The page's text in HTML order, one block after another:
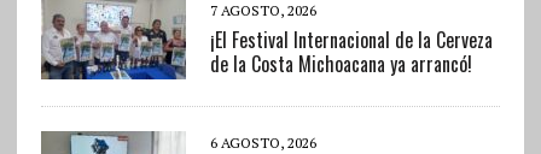
7 AGOSTO, 2026
¡El Festival Internacional de la Cerveza
de la Costa Michoacana ya arrancó!
6 AGOSTO, 2026